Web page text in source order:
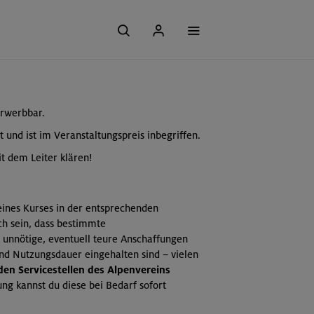
und ist im Veranstaltungspreis inbegriffen.
dem Leiter klären!
Kurses in der entsprechenden
sein, dass bestimmte
eventuell teure Anschaffungen
Nutzungsdauer eingehalten sind – vielen
Servicestellen des Alpenvereins
kannst du diese bei Bedarf sofort